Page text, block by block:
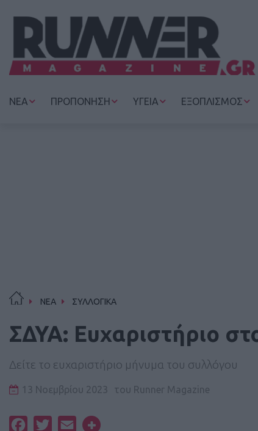
ΝΕΑ ΠΡΟΠΟΝΗΣΗ ΥΓΕΙΑ ΕΞΟΠΛΙΣΜΟΣ
ΝΕΑ ΣΥΛΛΟΓΙΚΑ
ΣΔΥΑ: Ευχαριστήριο
Δείτε το ευχαριστήριο μήνυμα του συλλόγου
13 Νοεμβρίου 2023 του Runner Magazine
FacebookTwitterEmail